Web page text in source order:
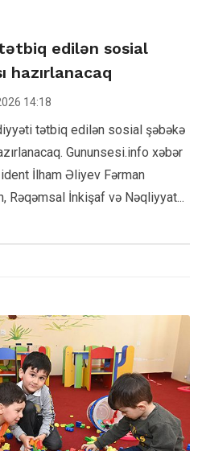
edilən sosial
hazırlanacaq
14:18
tətbiq edilən sosial şəbəkə
Gununsesi.info xəbər
İlham Əliyev Fərman
Rəqəmsal İnkişaf və Nəqliyyat...